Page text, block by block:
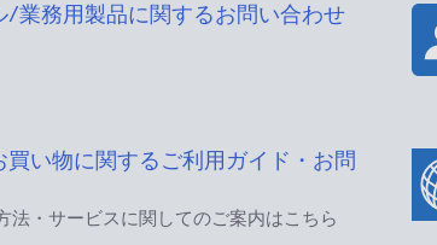
/業務用製品に関するお問い合わせ
買い物に関するご利用ガイド・お問
法・サービスに関してのご案内はこちら